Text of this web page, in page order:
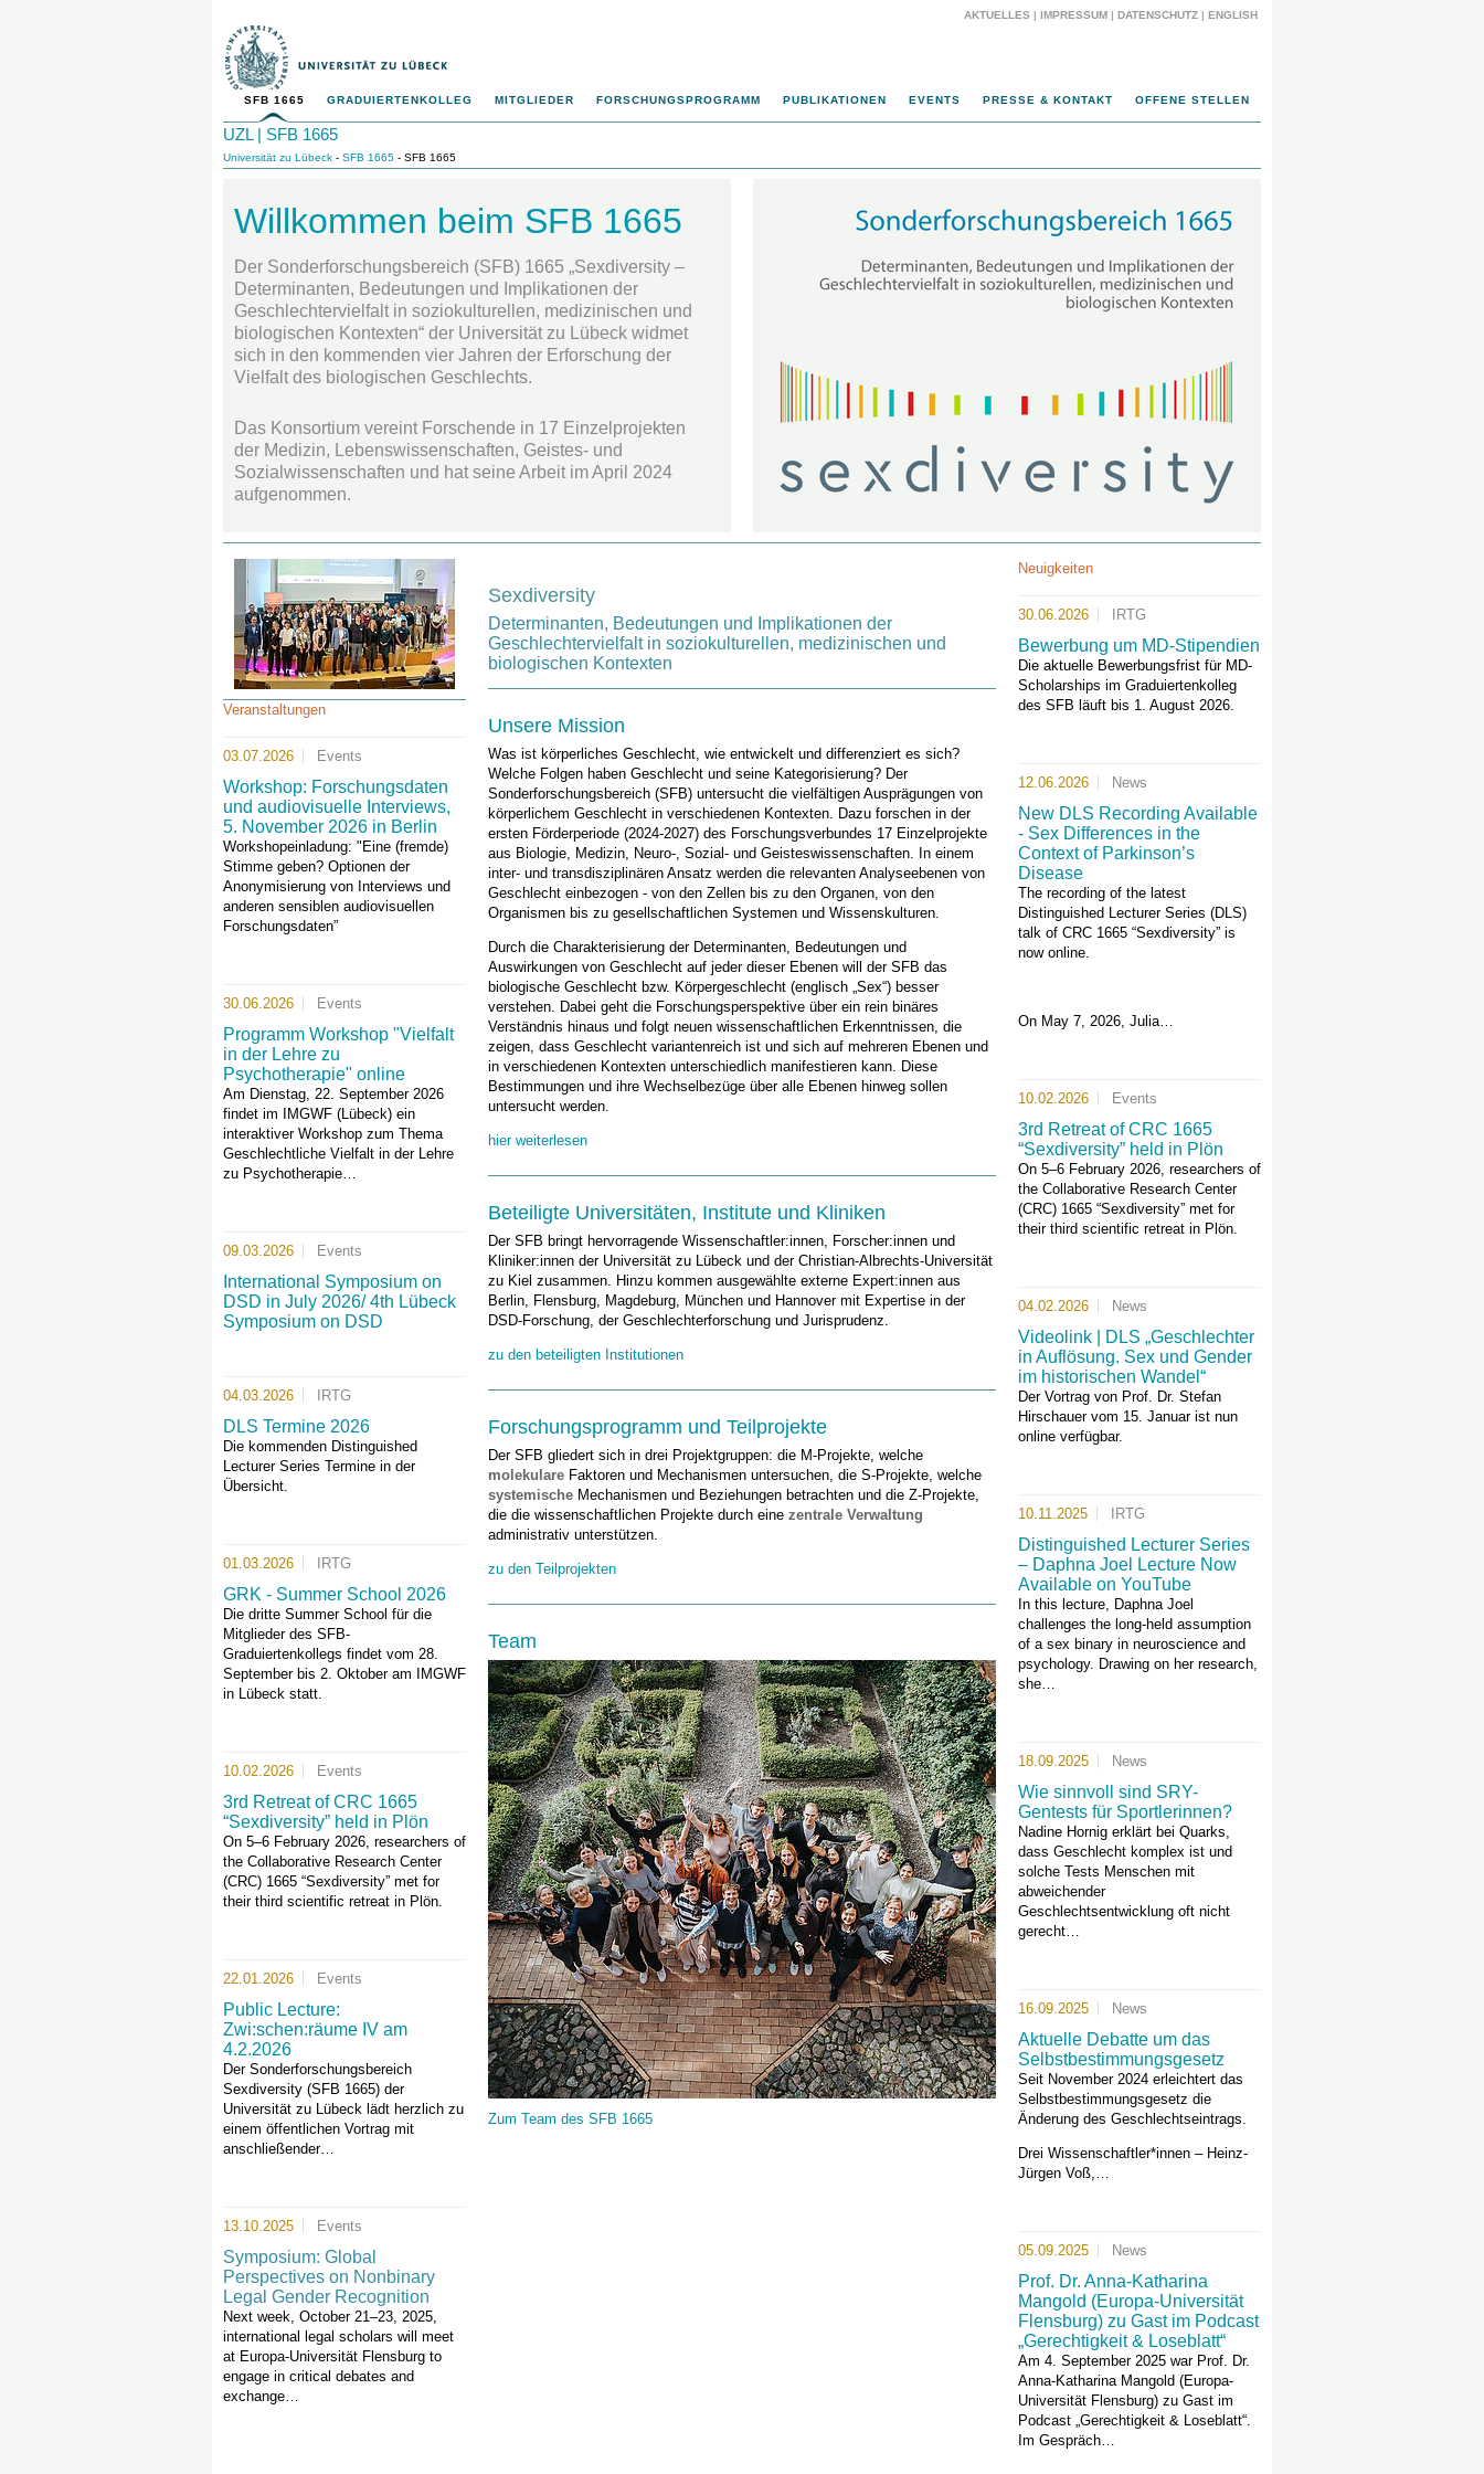
AKTUELLES | IMPRESSUM | DATENSCHUTZ | ENGLISH
SFB 1665 GRADUIERTENKOLLEG MITGLIEDER FORSCHUNGSPROGRAMM PUBLIKATIONEN EVENTS PRESSE & KONTAKT OFFENE STELLEN
UZL | SFB 1665
Universität zu Lübeck - SFB 1665 - SFB 1665
Willkommen beim SFB 1665
Der Sonderforschungsbereich (SFB) 1665 „Sexdiversity –
Determinanten, Bedeutungen und Implikationen der
Geschlechtervielfalt in soziokulturellen, medizinischen und
biologischen Kontexten“ der Universität zu Lübeck widmet
sich in den kommenden vier Jahren der Erforschung der
Vielfalt des biologischen Geschlechts.
Das Konsortium vereint Forschende in 17 Einzelprojekten
der Medizin, Lebenswissenschaften, Geistes- und
Sozialwissenschaften und hat seine Arbeit im April 2024
aufgenommen.
Sexdiversity
Determinanten, Bedeutungen und Implikationen der
Geschlechtervielfalt in soziokulturellen, medizinischen und
biologischen Kontexten
Unsere Mission
Was ist körperliches Geschlecht, wie entwickelt und differenziert es sich?
Welche Folgen haben Geschlecht und seine Kategorisierung? Der
Sonderforschungsbereich (SFB) untersucht die vielfältigen Ausprägungen von
körperlichem Geschlecht in verschiedenen Kontexten. Dazu forschen in der
ersten Förderperiode (2024-2027) des Forschungsverbundes 17 Einzelprojekte
aus Biologie, Medizin, Neuro-, Sozial- und Geisteswissenschaften. In einem
inter- und transdisziplinären Ansatz werden die relevanten Analyseebenen von
Geschlecht einbezogen - von den Zellen bis zu den Organen, von den
Organismen bis zu gesellschaftlichen Systemen und Wissenskulturen.
Durch die Charakterisierung der Determinanten, Bedeutungen und
Auswirkungen von Geschlecht auf jeder dieser Ebenen will der SFB das
biologische Geschlecht bzw. Körpergeschlecht (englisch „Sex“) besser
verstehen. Dabei geht die Forschungsperspektive über ein rein binäres
Verständnis hinaus und folgt neuen wissenschaftlichen Erkenntnissen, die
zeigen, dass Geschlecht variantenreich ist und sich auf mehreren Ebenen und
in verschiedenen Kontexten unterschiedlich manifestieren kann. Diese
Bestimmungen und ihre Wechselbezüge über alle Ebenen hinweg sollen
untersucht werden.
hier weiterlesen
Beteiligte Universitäten, Institute und Kliniken
Der SFB bringt hervorragende Wissenschaftler:innen, Forscher:innen und
Kliniker:innen der Universität zu Lübeck und der Christian-Albrechts-Universität
zu Kiel zusammen. Hinzu kommen ausgewählte externe Expert:innen aus
Berlin, Flensburg, Magdeburg, München und Hannover mit Expertise in der
DSD-Forschung, der Geschlechterforschung und Jurisprudenz.
zu den beteiligten Institutionen
Forschungsprogramm und Teilprojekte
Der SFB gliedert sich in drei Projektgruppen: die M-Projekte, welche
molekulare Faktoren und Mechanismen untersuchen, die S-Projekte, welche
systemische Mechanismen und Beziehungen betrachten und die Z-Projekte,
die die wissenschaftlichen Projekte durch eine zentrale Verwaltung
administrativ unterstützen.
zu den Teilprojekten
Team
Zum Team des SFB 1665
Veranstaltungen
03.07.2026 Events
Workshop: Forschungsdaten
und audiovisuelle Interviews,
5. November 2026 in Berlin
Workshopeinladung: "Eine (fremde)
Stimme geben? Optionen der
Anonymisierung von Interviews und
anderen sensiblen audiovisuellen
Forschungsdaten”
30.06.2026 Events
Programm Workshop "Vielfalt
in der Lehre zu
Psychotherapie" online
Am Dienstag, 22. September 2026
findet im IMGWF (Lübeck) ein
interaktiver Workshop zum Thema
Geschlechtliche Vielfalt in der Lehre
zu Psychotherapie…
09.03.2026 Events
International Symposium on
DSD in July 2026/ 4th Lübeck
Symposium on DSD
04.03.2026 IRTG
DLS Termine 2026
Die kommenden Distinguished
Lecturer Series Termine in der
Übersicht.
01.03.2026 IRTG
GRK - Summer School 2026
Die dritte Summer School für die
Mitglieder des SFB-
Graduiertenkollegs findet vom 28.
September bis 2. Oktober am IMGWF
in Lübeck statt.
10.02.2026 Events
3rd Retreat of CRC 1665
“Sexdiversity” held in Plön
On 5–6 February 2026, researchers of
the Collaborative Research Center
(CRC) 1665 “Sexdiversity” met for
their third scientific retreat in Plön.
22.01.2026 Events
Public Lecture:
Zwi:schen:räume IV am
4.2.2026
Der Sonderforschungsbereich
Sexdiversity (SFB 1665) der
Universität zu Lübeck lädt herzlich zu
einem öffentlichen Vortrag mit
anschließender…
13.10.2025 Events
Symposium: Global
Perspectives on Nonbinary
Legal Gender Recognition
Next week, October 21–23, 2025,
international legal scholars will meet
at Europa-Universität Flensburg to
engage in critical debates and
exchange…
Neuigkeiten
30.06.2026 IRTG
Bewerbung um MD-Stipendien
Die aktuelle Bewerbungsfrist für MD-
Scholarships im Graduiertenkolleg
des SFB läuft bis 1. August 2026.
12.06.2026 News
New DLS Recording Available
- Sex Differences in the
Context of Parkinson’s
Disease
The recording of the latest
Distinguished Lecturer Series (DLS)
talk of CRC 1665 “Sexdiversity” is
now online.
On May 7, 2026, Julia…
10.02.2026 Events
3rd Retreat of CRC 1665
“Sexdiversity” held in Plön
On 5–6 February 2026, researchers of
the Collaborative Research Center
(CRC) 1665 “Sexdiversity” met for
their third scientific retreat in Plön.
04.02.2026 News
Videolink | DLS „Geschlechter
in Auflösung. Sex und Gender
im historischen Wandel“
Der Vortrag von Prof. Dr. Stefan
Hirschauer vom 15. Januar ist nun
online verfügbar.
10.11.2025 IRTG
Distinguished Lecturer Series
– Daphna Joel Lecture Now
Available on YouTube
In this lecture, Daphna Joel
challenges the long-held assumption
of a sex binary in neuroscience and
psychology. Drawing on her research,
she…
18.09.2025 News
Wie sinnvoll sind SRY-
Gentests für Sportlerinnen?
Nadine Hornig erklärt bei Quarks,
dass Geschlecht komplex ist und
solche Tests Menschen mit
abweichender
Geschlechtsentwicklung oft nicht
gerecht…
16.09.2025 News
Aktuelle Debatte um das
Selbstbestimmungsgesetz
Seit November 2024 erleichtert das
Selbstbestimmungsgesetz die
Änderung des Geschlechtseintrags.
Drei Wissenschaftler*innen – Heinz-
Jürgen Voß,…
05.09.2025 News
Prof. Dr. Anna-Katharina
Mangold (Europa-Universität
Flensburg) zu Gast im Podcast
„Gerechtigkeit & Loseblatt“
Am 4. September 2025 war Prof. Dr.
Anna-Katharina Mangold (Europa-
Universität Flensburg) zu Gast im
Podcast „Gerechtigkeit & Loseblatt“.
Im Gespräch…